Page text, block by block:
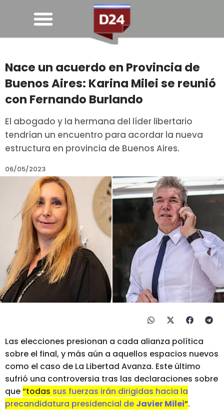
Nace un acuerdo en Provincia de
Buenos Aires: Karina Milei se reunió
con Fernando Burlando
El abogado y la hermana del líder libertario
tendrían un encuentro para acordar la nueva
estructura en provincia de Buenos Aires.
06/05/2023
Las elecciones presionan a cada alianza política
sobre el final, y más aún a aquellos espacios nuevos
como el caso de La Libertad Avanza. Este último
sufrió una controversia tras las declaraciones sobre
que“todas sus fuerzas irán dirigidas hacia la
precandidatura presidencial de Javier Milei“.